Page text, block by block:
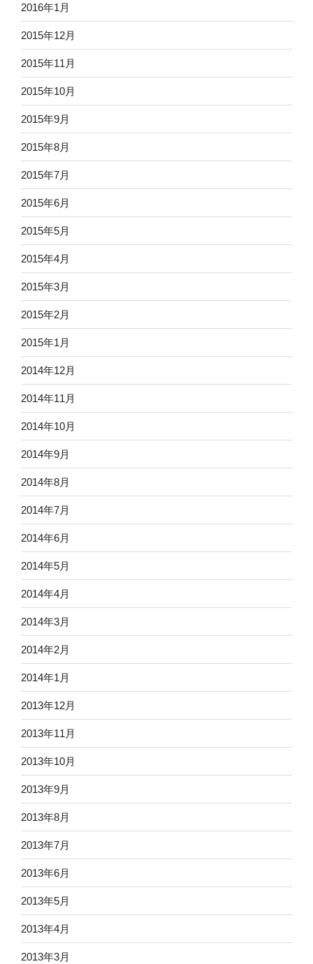
2016年1月
2015年12月
2015年11月
2015年10月
2015年9月
2015年8月
2015年7月
2015年6月
2015年5月
2015年4月
2015年3月
2015年2月
2015年1月
2014年12月
2014年11月
2014年10月
2014年9月
2014年8月
2014年7月
2014年6月
2014年5月
2014年4月
2014年3月
2014年2月
2014年1月
2013年12月
2013年11月
2013年10月
2013年9月
2013年8月
2013年7月
2013年6月
2013年5月
2013年4月
2013年3月